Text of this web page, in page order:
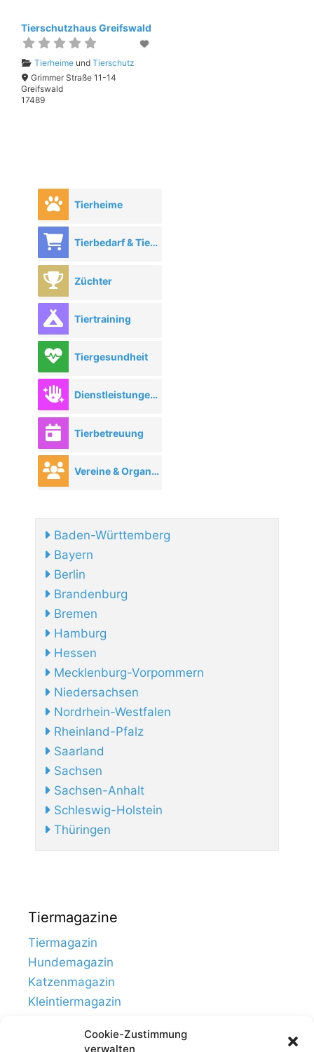
Cookie-Zustimmung
verwalten
Tierschutzhaus Greifswald
Tierheimeund Tierschutz
Grimmer Straße 11-14
Greifswald
17489
Tierheime
Tierbedarf & Tierhandel
Züchter
Tiertraining
Tiergesundheit
Dienstleistungen rund ums Tier
Tierbetreuung
Vereine & Organisationen
Baden-Württemberg
Bayern
Berlin
Brandenburg
Bremen
Hamburg
Hessen
Mecklenburg-Vorpommern
Niedersachsen
Nordrhein-Westfalen
Rheinland-Pfalz
Saarland
Sachsen
Sachsen-Anhalt
Schleswig-Holstein
Thüringen
Tiermagazine
Tiermagazin
Hundemagazin
Katzenmagazin
Kleintiermagazin